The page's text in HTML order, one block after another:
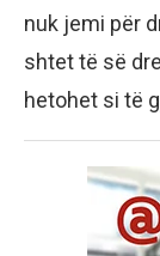
nuk jemi për
shtet të së
hetohet si të